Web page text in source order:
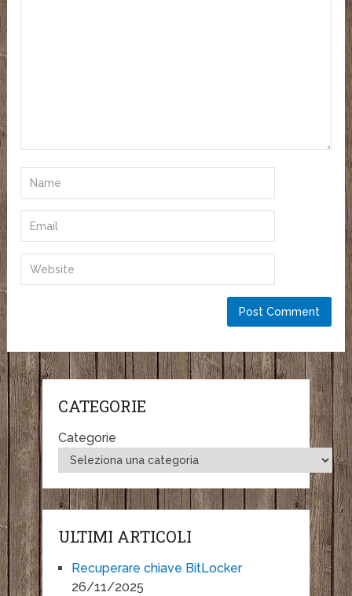
CATEGORIE
Categorie
ULTIMI ARTICOLI
Recuperare chiave BitLocker
26/11/2025